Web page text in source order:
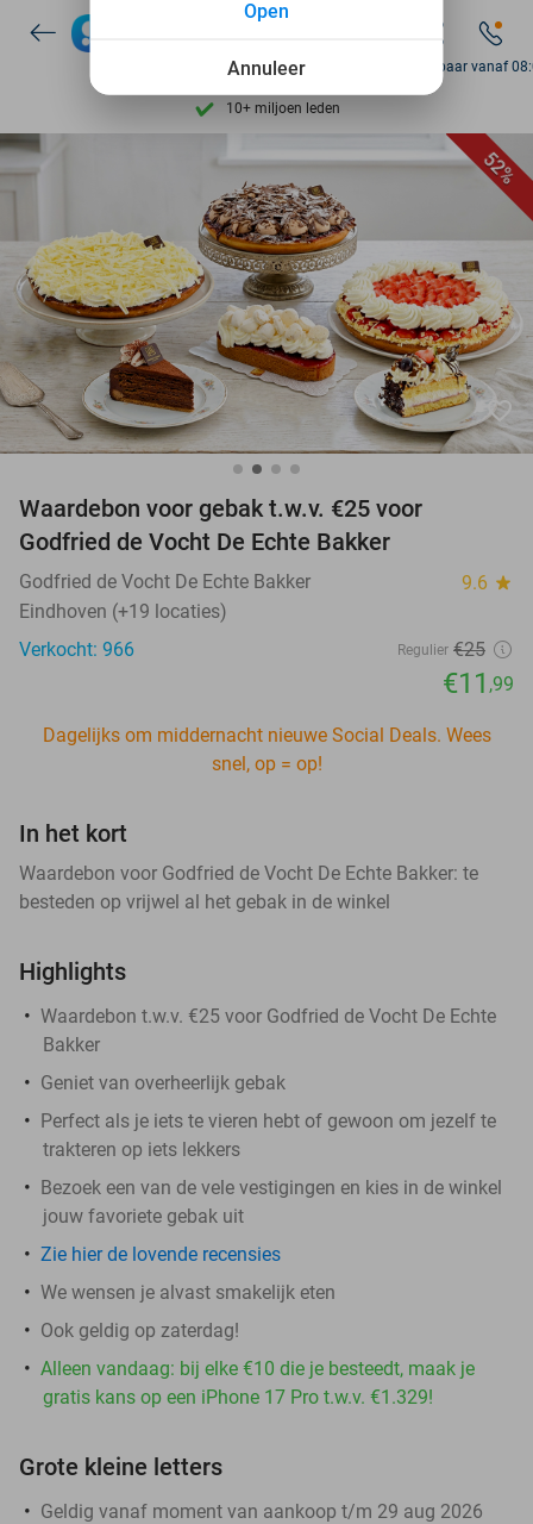
7 dagen per week beschikbaar
10+ miljoen leden
9,4 op basis van
7 dagen per week beschikbaar
10+ miljoen leden
Bereikbaar vanaf
52%
favorite_border
Waardebon voor gebak t.w.v. €25 voor
Godfried de Vocht De Echte Bakker
Godfried de Vocht De Echte Bakker 9.6 star
Eindhoven (+19 locaties)
Verkocht: 966
Regulier €25
€11 ,99
Dagelijks om middernacht nieuwe Social Deals. Wees
snel, op = op!
In het kort
Waardebon voor Godfried de Vocht De Echte Bakker: te
besteden op vrijwel al het gebak in de winkel
Highlights
Waardebon t.w.v. €25 voor Godfried de Vocht De Echte
Bakker
Geniet van overheerlijk gebak
Perfect als je iets te vieren hebt of gewoon om jezelf te
trakteren op iets lekkers
Bezoek een van de vele vestigingen en kies in de winkel
jouw favoriete gebak uit
Zie hier de lovende recensies
We wensen je alvast smakelijk eten
Ook geldig op zaterdag!
Alleen vandaag: bij elke €10 die je besteedt, maak je
gratis kans op een iPhone 17 Pro t.w.v. €1.329!
Grote kleine letters
Geldig vanaf moment van aankoop t/m 29 aug 2026
Annuleer
Open